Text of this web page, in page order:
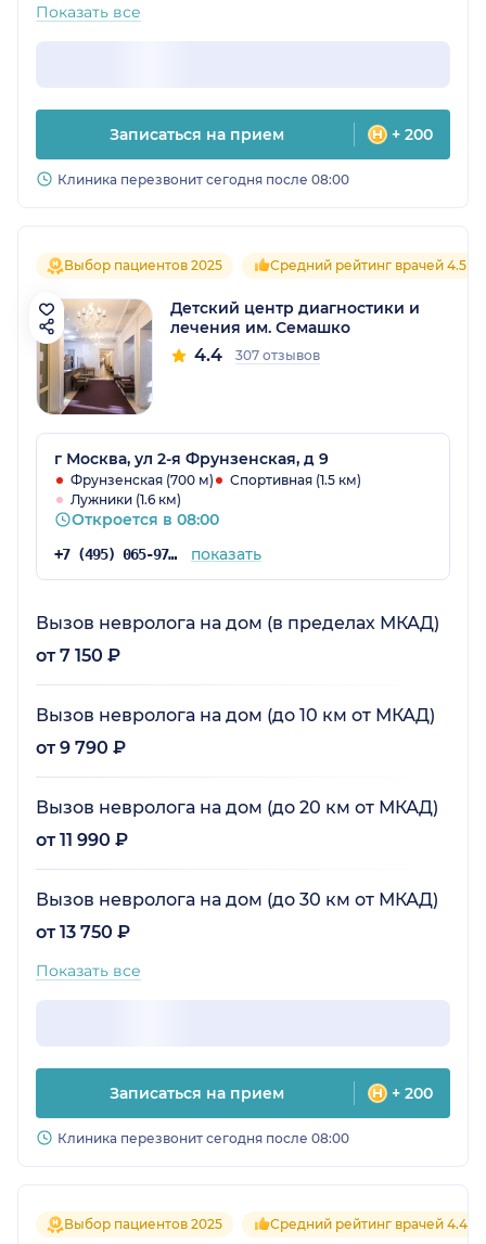
Показать все
Записаться на прием + 200
Клиника перезвонит сегодня после 08:00
Выбор пациентов 2025 Средний рейтинг врачей 4.5
Детский центр диагностики и
лечения им. Семашко
4.4 307 отзывов
г Москва, ул 2-я Фрунзенская, д 9
Фрунзенская (700 м)
Спортивная (1.5 км)
Лужники (1.6 км)
Откроется в 08:00
+7 (495) 065-97-06 показать
Вызов невролога на дом (в пределах МКАД)
от 7 150 ₽
Вызов невролога на дом (до 10 км от МКАД)
от 9 790 ₽
Вызов невролога на дом (до 20 км от МКАД)
от 11 990 ₽
Вызов невролога на дом (до 30 км от МКАД)
от 13 750 ₽
Показать все
Записаться на прием + 200
Клиника перезвонит сегодня после 08:00
Выбор пациентов 2025 Средний рейтинг врачей 4.4